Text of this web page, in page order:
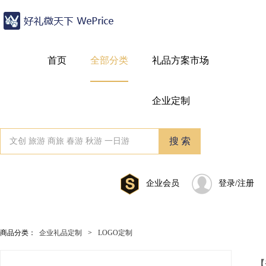
首页 全部分类 礼品方案市场
企业定制
企业会员 登录/注册
商品分类： 企业礼品定制 > LOGO定制